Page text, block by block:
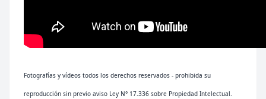
Fotografías y vídeos todos los derechos reservados - prohibida su
reproducción sin previo aviso Ley N° 17.336 sobre Propiedad Intelectual.